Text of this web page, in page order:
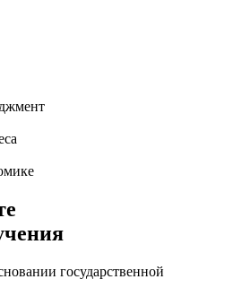
государственной